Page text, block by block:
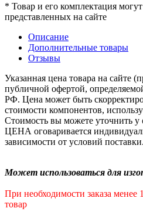
* Товар и его комплектация
представленных на сайте
Описание
Дополнительные товары
Отзывы
Указанная цена товара на сайте
публичной офертой,
РФ. Цена может быть
стоимости компонентов,
Стоимость вы можете уточнить
ЦЕНА оговаривается
зависимости от условий поставки.
Может использоваться для
При необходимости заказа менее
товар